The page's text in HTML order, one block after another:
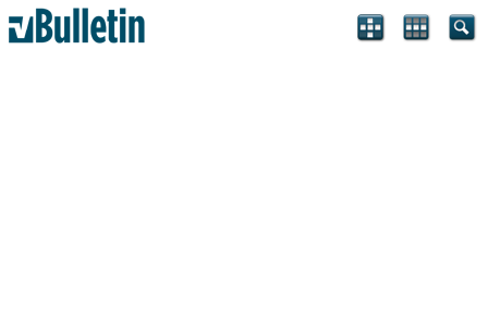
Search Engine Optimization by vBSEO 3.6.1 ©2011, Crawlability,